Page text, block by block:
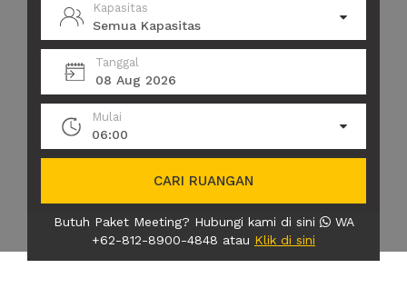
Kapasitas
Semua Kapasitas
Tanggal
08 Aug 2026
Mulai
06:00
CARI RUANGAN
Butuh Paket Meeting? Hubungi kami di sini
WA
+62-812-8900-4848 atau Klik di sini